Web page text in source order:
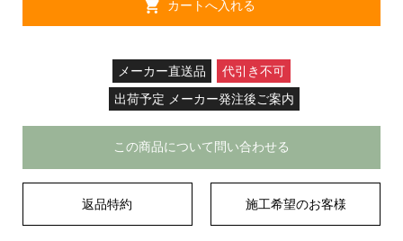
メーカー直送品
代引き不可
出荷予定 メーカー発注後ご案内
この商品について問い合わせる
返品特約 施工希望のお客様